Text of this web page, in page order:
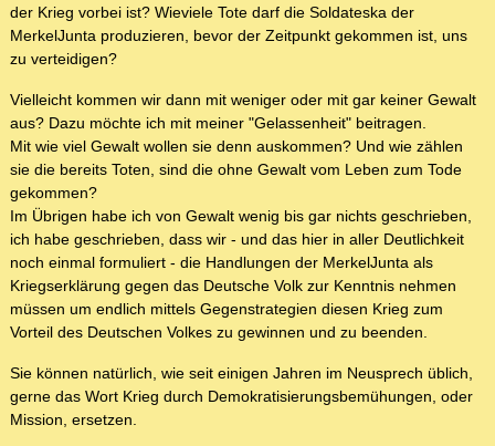
der Krieg vorbei ist? Wieviele Tote darf die Soldateska der
MerkelJunta produzieren, bevor der Zeitpunkt gekommen ist, uns
zu verteidigen?
Vielleicht kommen wir dann mit weniger oder mit gar keiner Gewalt
aus? Dazu möchte ich mit meiner "Gelassenheit" beitragen.
Mit wie viel Gewalt wollen sie denn auskommen? Und wie zählen
sie die bereits Toten, sind die ohne Gewalt vom Leben zum Tode
gekommen?
Im Übrigen habe ich von Gewalt wenig bis gar nichts geschrieben,
ich habe geschrieben, dass wir - und das hier in aller Deutlichkeit
noch einmal formuliert - die Handlungen der MerkelJunta als
Kriegserklärung gegen das Deutsche Volk zur Kenntnis nehmen
müssen um endlich mittels Gegenstrategien diesen Krieg zum
Vorteil des Deutschen Volkes zu gewinnen und zu beenden.
Sie können natürlich, wie seit einigen Jahren im Neusprech üblich,
gerne das Wort Krieg durch Demokratisierungsbemühungen, oder
Mission, ersetzen.